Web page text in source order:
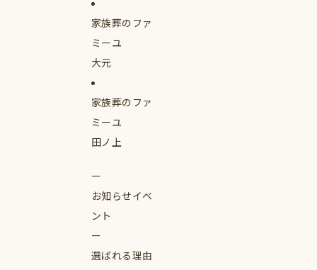
家族葬のファ
ミーユ
大元
家族葬のファ
ミーユ
田ノ上
お知らせイベ
ント
選ばれる理由